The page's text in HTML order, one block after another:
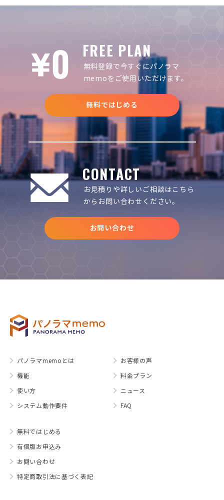
FREE PLAN
無料登録で今すぐにパノラマ
memoをご使用いただけます。
無料ではじめる
CONTACT
お見積りや詳しいご相談はこちら
からお問い合わせください。
お問い合わせ
パノラマmemoとは
機能
使い方
システム動作要件
お客様の声
料金プラン
ニュース
FAQ
無料ではじめる
有償版お申込み
お問い合わせ
特定商取引法に基づく表記